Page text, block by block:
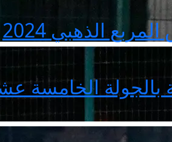
الذهبي 2024
بالجولة الخامسة